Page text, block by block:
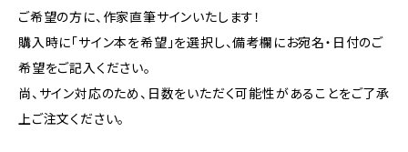
ご希望の方に、作家直筆サインいたします！
購入時に「サイン本を希望」を選択し、備考欄にお宛名・日付のご
希望をご記入ください。
尚、サイン対応のため、日数をいただく可能性があることをご了承
上ご注文ください。